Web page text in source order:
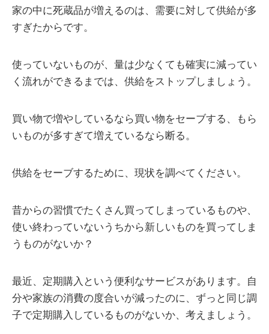
家の中に死蔵品が増えるのは、需要に対して供給が多
すぎたからです。
使っていないものが、量は少なくても確実に減ってい
く流れができるまでは、供給をストップしましょう。
買い物で増やしているなら買い物をセーブする、もら
いものが多すぎて増えているなら断る。
供給をセーブするために、現状を調べてください。
昔からの習慣でたくさん買ってしまっているものや、
使い終わっていないうちから新しいものを買ってしま
うものがないか？
最近、定期購入という便利なサービスがあります。自
分や家族の消費の度合いが減ったのに、ずっと同じ調
子で定期購入しているものがないか、考えましょう。